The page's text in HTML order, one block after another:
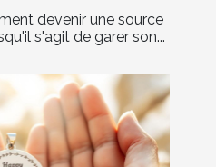
devenir une source
s'agit de garer son...